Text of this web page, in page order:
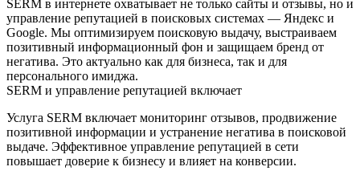
SERM в интернете охватывает не только сайты и отзывы, но и
управление репутацией в поисковых системах — Яндекс и
Google. Мы оптимизируем поисковую выдачу, выстраиваем
позитивный информационный фон и защищаем бренд от
негатива. Это актуально как для бизнеса, так и для
персонального имиджа.
SERM и управление репутацией включает
Услуга SERM включает мониторинг отзывов, продвижение
позитивной информации и устранение негатива в поисковой
выдаче. Эффективное управление репутацией в сети
повышает доверие к бизнесу и влияет на конверсии.